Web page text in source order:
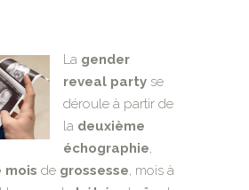
La gender
reveal party se
déroule à partir de
la deuxième
échographie,
mois de grossesse, mois à